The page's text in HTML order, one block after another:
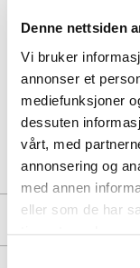
Denne nettsiden
Vi bruker
annonser et
mediefunksjoner
dessuten
vårt, med
annonsering og
med annen
eller som de har
klassisk modell med
Skoen lukkes med en
passform og komfort
Art. nr. 31663008
Lev. art. nr26V1263